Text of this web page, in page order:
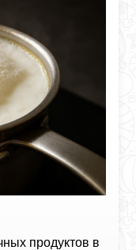
продуктов в